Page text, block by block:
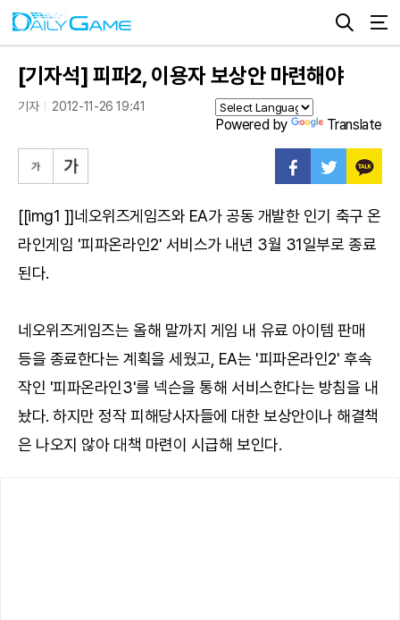
[기자석] 피파2, 이용자 보상안 마련해야
기자 2012-11-26 19:41
Powered by Translate
[[img1 ]]네오위즈게임즈와 EA가 공동 개발한 인기 축구 온
라인게임 '피파온라인2' 서비스가 내년 3월 31일부로 종료
된다.
네오위즈게임즈는 올해 말까지 게임 내 유료 아이템 판매
등을 종료한다는 계획을 세웠고, EA는 '피파온라인2' 후속
작인 '피파온라인3'를 넥슨을 통해 서비스한다는 방침을 내
놨다. 하지만 정작 피해당사자들에 대한 보상안이나 해결책
은 나오지 않아 대책 마련이 시급해 보인다.